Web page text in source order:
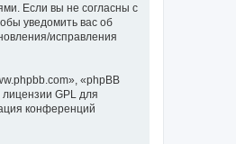
Если вы не согласны с
уведомить вас об
исправления
«phpBB
лицензии GPL для
конференций